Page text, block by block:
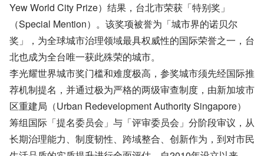
Yew World City Prize）结果，台北市荣获「特别奖」
（Special Mention）。该奖项被誉为「城市界的诺贝尔
奖」，为全球城市治理领域最具权威性的国际荣誉之一，台
北也成为全台唯一获此殊荣的城市。
李光耀世界城市奖门槛和难度极高，参奖城市须先经国际推
荐机制提名，并通过极为严格的两级审查制度，由新加坡市
区重建局（Urban Redevelopment Authority Singapore）
筹组国际「提名委员会」与「评审委员会」分阶段审议，从
长期治理能力、制度韧性、跨域整合、创新作为，到对市民